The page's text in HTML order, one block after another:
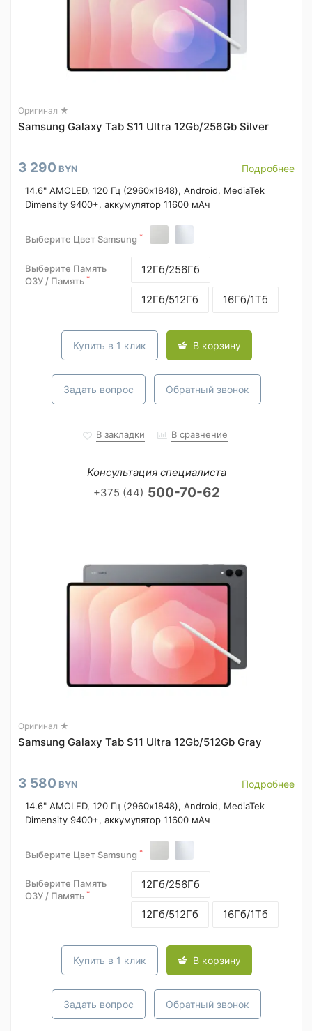
Оригинал ★
Samsung Galaxy Tab S11 Ultra 12Gb/256Gb Silver
3 290 BYN Подробнее
14.6" AMOLED, 120 Гц (2960x1848), Android, MediaTek
Dimensity 9400+, аккумулятор 11600 мАч
Выберите Цвет Samsung *
Выберите Память
ОЗУ / Память *
12Гб/256Гб
12Гб/512Гб 16Гб/1Тб
Купить в 1 клик В корзину
Задать вопрос Обратный звонок
В закладки В сравнение
Консультация специалиста
+375 (44) 500-70-62
Оригинал ★
Samsung Galaxy Tab S11 Ultra 12Gb/512Gb Gray
3 580 BYN Подробнее
14.6" AMOLED, 120 Гц (2960x1848), Android, MediaTek
Dimensity 9400+, аккумулятор 11600 мАч
Выберите Цвет Samsung *
Выберите Память
ОЗУ / Память *
12Гб/256Гб
12Гб/512Гб 16Гб/1Тб
Купить в 1 клик В корзину
Задать вопрос Обратный звонок